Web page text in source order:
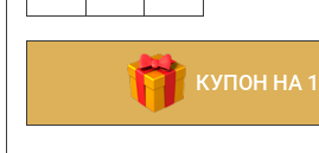
КУПОН НА